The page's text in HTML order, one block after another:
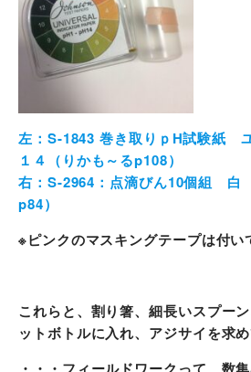
左：S-1843 巻き取りｐH試験紙
１４（りかも～るp108）
右：S-2964：点滴びん10個組 白
p84）
※ピンクのマスキングテープは付い
これらと、割り箸、細長いスプー
ットボトルに入れ、アジサイを求め